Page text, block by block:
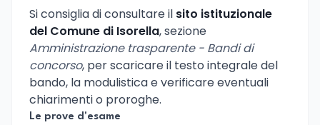
Si consiglia di consultare il sito istituzionale
del Comune di Isorella, sezione
Amministrazione trasparente - Bandi di
concorso, per scaricare il testo integrale del
bando, la modulistica e verificare eventuali
chiarimenti o proroghe.
Le prove d'esame